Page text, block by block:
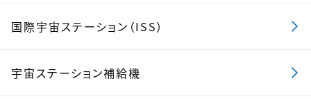
国際宇宙ステーション（ISS）
宇宙ステーション補給機